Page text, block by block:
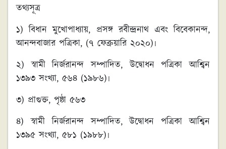
তথ্যসূত্র
১) বিধান মুখোপাধ্যায়, প্রসঙ্গ রবীন্দ্রনাথ এবং বিবেকানন্দ,
আনন্দবাজার পত্রিকা, (৭ ফেব্রুয়ারি ২০২০)৷
২) স্বামী নির্জরানন্দ সম্পাদিত, উদ্বোধন পত্রিকা আশ্বিন
১৩৯৩ সংখ্যা, ৫৬৪ (১৯৮৬)৷
৩) প্রাগুক্ত, পৃষ্ঠা ৫৬৩
৪) স্বামী নির্জরানন্দ সম্পাদিত, উদ্বোধন পত্রিকা আশ্বিন
১৩৯৫ সংখ্যা, ৫৮১ (১৯৮৮)৷